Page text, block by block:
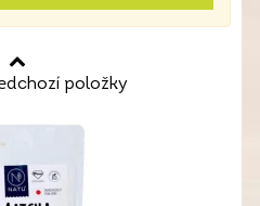
položky